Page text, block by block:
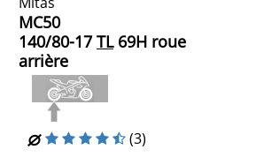
MC50
140/80-17 TL69H roue
arrière
(3)